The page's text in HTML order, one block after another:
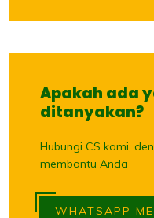
Apakah ada
ditanyakan?
Hubungi CS kami,
membantu Anda
WHATSAPP ME